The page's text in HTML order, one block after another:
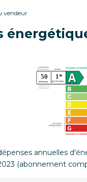
vendeur
annuelles
(abonnement